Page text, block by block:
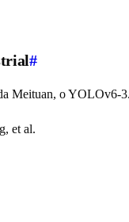
#
o YOLOv6-
et al.